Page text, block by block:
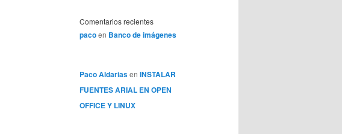
Comentarios recientes
pacoen Banco de imágenes
Paco Aldariasen INSTALAR
FUENTES ARIAL EN OPEN
OFFICE Y LINUX